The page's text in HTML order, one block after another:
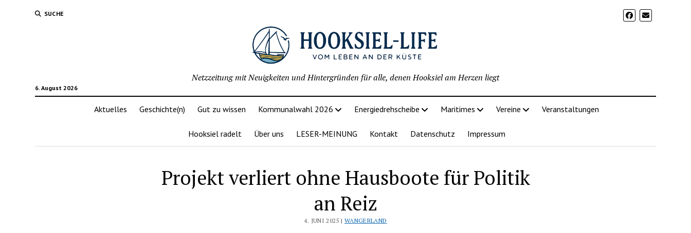
SUCHE
6. August 2026
Netzzeitung mit Neuigkeiten und Hintergründen für alle, denen Hooksiel am Herzen liegt
Aktuelles Geschichte(n) Gut zu wissen Kommunalwahl 2026 Energiedrehscheibe Maritimes Vereine Veranstaltungen
Hooksiel radelt Über uns LESER-MEINUNG Kontakt Datenschutz Impressum
Projekt verliert ohne Hausboote für Politik
an Reiz
4. JUNI 2025 | WANGERLAND